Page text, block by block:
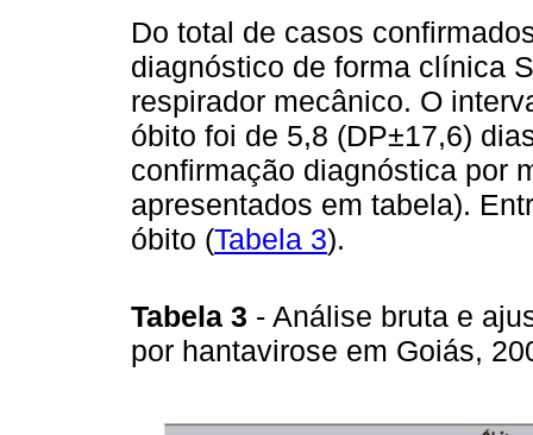
Do total de casos
diagnóstico de forma clínica
respirador mecânico. O
óbito foi de 5,8 (DP±17,6)
confirmação diagnóstica por
apresentados em tabela).
óbito (Tabela 3).
Tabela 3 - Análise bruta e
por hantavirose em Goiás,